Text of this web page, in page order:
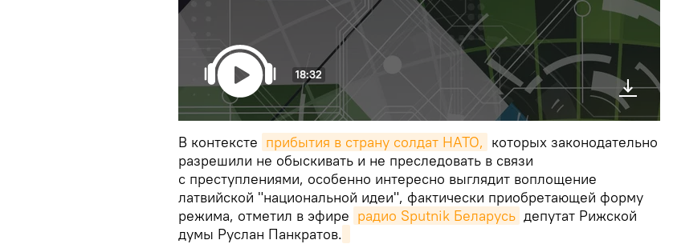
18:32
В контексте прибытия в страну солдат НАТО, которых законодательно
разрешили не обыскивать и не преследовать в связи
с преступлениями, особенно интересно выглядит воплощение
латвийской "национальной идеи", фактически приобретающей форму
режима, отметил в эфире радио Sputnik Беларусь депутат Рижской
думы Руслан Панкратов.